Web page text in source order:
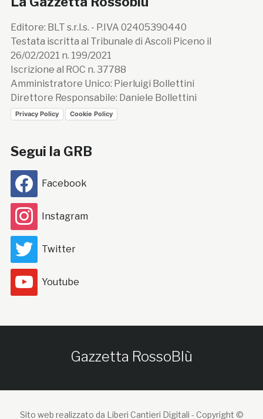
Editore: BLT s.r.l.s. - P.IVA 02405390440
Testata iscritta al Tribunale di Ascoli Piceno il
26/02/2021 n. 199/2021
Iscrizione al ROC n. 37788
Amministratore Unico: Pierluigi Bollettini
Direttore Responsabile: Daniele Bollettini
Privacy Policy Cookie Policy
Segui la GRB
Facebook
Instagram
Twitter
Youtube
Gazzetta RossoBlù
Sito web realizzato da Liberi Cantieri Digitali - Copyright ©